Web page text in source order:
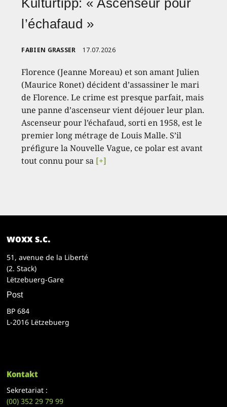
Kulturtipp: « Ascenseur pour
l’échafaud »
FABIEN GRASSER 17.07.2026
Florence (Jeanne Moreau) et son amant Julien
(Maurice Ronet) décident d’assassiner le mari
de Florence. Le crime est presque parfait, mais
une panne d’ascenseur vient déjouer leur plan.
Ascenseur pour l’échafaud, sorti en 1958, est le
premier long métrage de Louis Malle. S’il
préfigure la Nouvelle Vague, ce polar est avant
tout connu pour sa [+]
woxx s.c.
51, avenue de la Liberté
(2. Stack)
Lëtzebuerg-Gare
Post
BP 684
L-2016 Lëtzebuerg
Kontakt
Sekretariat :
(00)352 29 79 99